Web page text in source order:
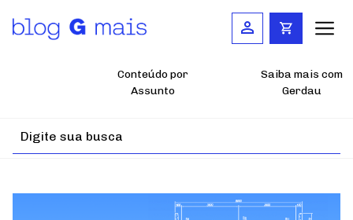
para
conteúdo
Conteúdo por
Assunto
Saiba mais com
Gerdau